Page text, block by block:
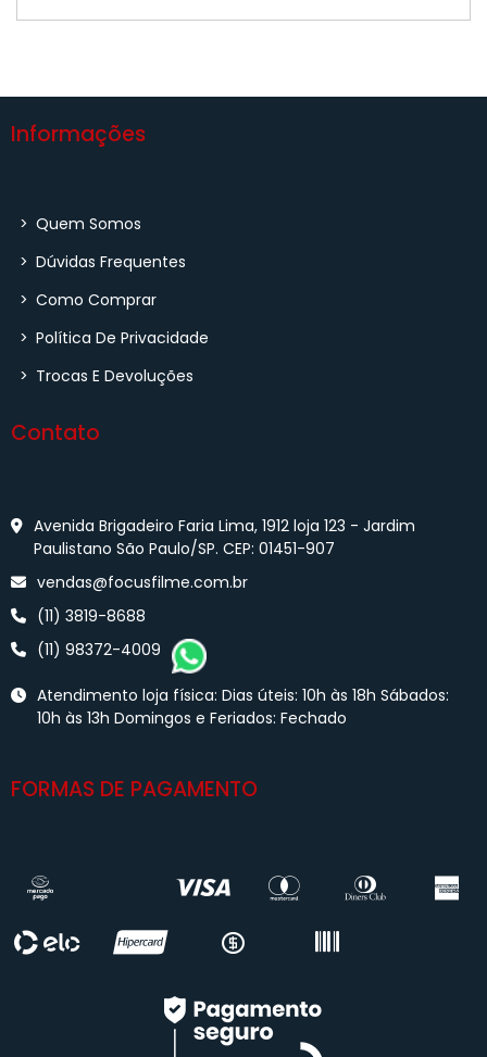
Informações
> Quem Somos
> Dúvidas Frequentes
> Como Comprar
> Política De Privacidade
> Trocas E Devoluções
Contato
Avenida Brigadeiro Faria Lima, 1912 loja 123 - Jardim
Paulistano São Paulo/SP. CEP: 01451-907
vendas@focusfilme.com.br
(11) 3819-8688
(11) 98372-4009
Atendimento loja física: Dias úteis: 10h às 18h Sábados:
10h às 13h Domingos e Feriados: Fechado
FORMAS DE PAGAMENTO